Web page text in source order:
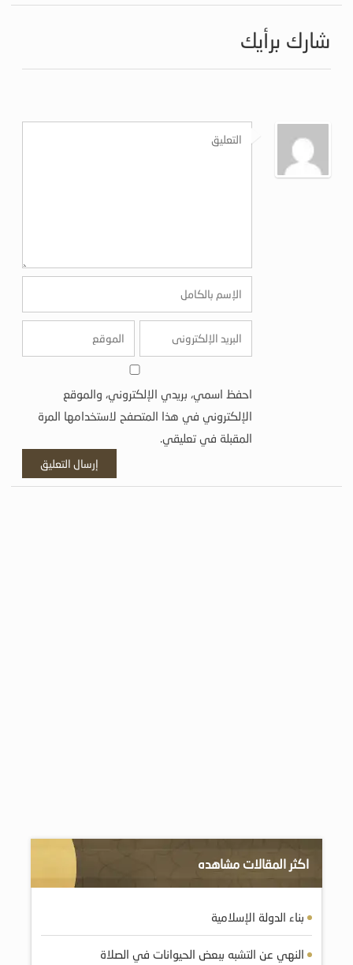
شارك برأيك
احفظ اسمي، بريدي الإلكتروني، والموقع
الإلكتروني في هذا المتصفح لاستخدامها المرة
المقبلة في تعليقي.
اكثر المقالات مشاهده
بناء الدولة الإسلامية
النهي عن التشبه ببعض الحيوانات في الصلاة